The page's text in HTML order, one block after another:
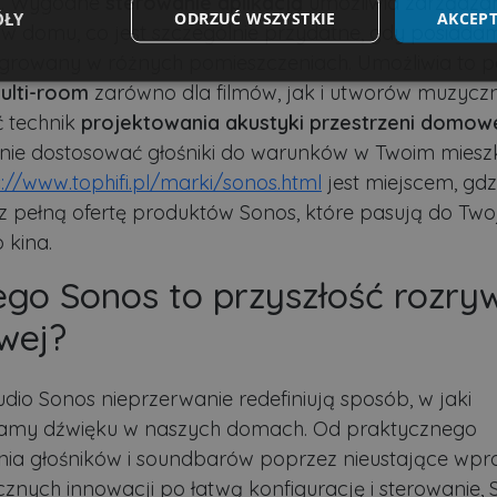
w domu, co jest szczególnie przydatne, gdy
room zarówno dla filmów, jak i utworów
technik projektowania akustyki przestrzeni
dostosować głośniki do warunków w Twoim
www.tophifi.pl/marki/sonos.html jest miejscem,
pełną ofertę produktów Sonos, które pasują do
kina.
Sonos to przyszłość
Sonos nieprzerwanie redefiniują sposób, w jaki
dźwięku w naszych domach. Od praktycznego
głośników i soundbarów poprzez nieustające
innowacji po łatwą konfigurację i sterowanie,
ODRZUĆ WSZYSTKIE
Wydajność Targetowanie Funkcjonalność
korzystanie z podstawowych funkcji strony internetowej, takich jak
niezbędnych plików cookie nie można prawidłowo korzystać ze strony internetowej.
Dostawca
Domena
sekund
CookieScript
lubartow24.pl
1 miesiąc
Ten plik cookie jest używany przez
zapamiętywania preferencji
pliki cookie. Jest to konieczne, aby
Script.com działał poprawnie.